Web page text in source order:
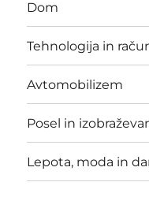
Dom
Tehnologija in
Avtomobilizem
Posel in
Lepota, moda in